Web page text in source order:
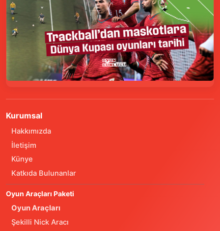
Kurumsal
Hakkımızda
İletişim
Künye
Katkıda Bulunanlar
Oyun Araçları Paketi
Oyun Araçları
Şekilli Nick Aracı